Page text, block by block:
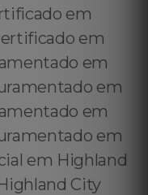
em
em
em
em
em
em
em Highland
City